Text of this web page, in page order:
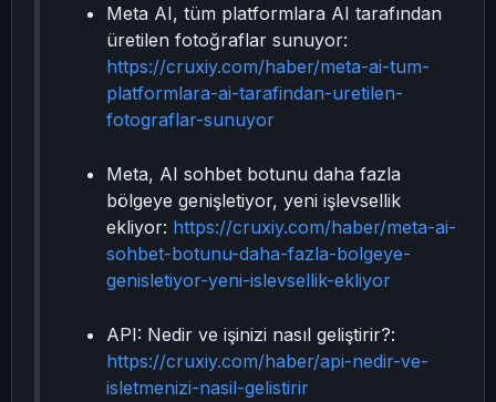
Meta AI, tüm platformlara AI tarafından
üretilen fotoğraflar sunuyor:
https://cruxiy.com/haber/meta-ai-tum-
platformlara-ai-tarafindan-uretilen-
fotograflar-sunuyor
Meta, AI sohbet botunu daha fazla
bölgeye genişletiyor, yeni işlevsellik
ekliyor: https://cruxiy.com/haber/meta-ai-
sohbet-botunu-daha-fazla-bolgeye-
genisletiyor-yeni-islevsellik-ekliyor
API: Nedir ve işinizi nasıl geliştirir?:
https://cruxiy.com/haber/api-nedir-ve-
isletmenizi-nasil-gelistirir